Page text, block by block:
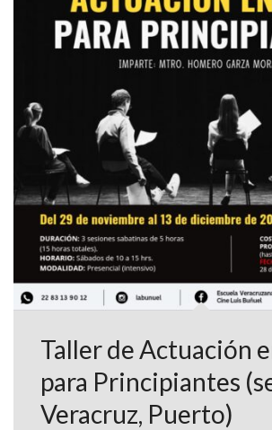
Taller de Actuación
para Principiantes
Veracruz, Puerto)